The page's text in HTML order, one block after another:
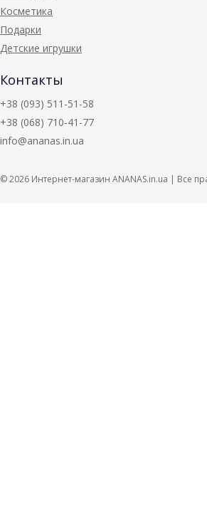
Косметика
Подарки
Детские игрушки
Контакты
+38 (093) 511-51-58
+38 (068) 710-41-77
info@ananas.in.ua
© 2026 Интернет-магазин ANANAS.in.ua | Все